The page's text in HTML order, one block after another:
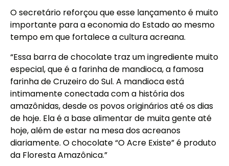
O secretário reforçou que esse lançamento é muito
importante para a economia do Estado ao mesmo
tempo em que fortalece a cultura acreana.
“Essa barra de chocolate traz um ingrediente muito
especial, que é a farinha de mandioca, a famosa
farinha de Cruzeiro do Sul. A mandioca está
intimamente conectada com a história dos
amazônidas, desde os povos originários até os dias
de hoje. Ela é a base alimentar de muita gente até
hoje, além de estar na mesa dos acreanos
diariamente. O chocolate “O Acre Existe” é produto
da Floresta Amazônica.”